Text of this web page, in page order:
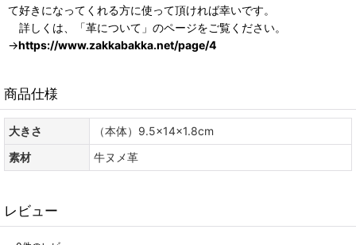
て好きになってくれる方に使って頂ければ幸いです。
詳しくは、「革について」のページをご覧ください。
→https://www.zakkabakka.net/page/4
商品仕様
大きさ
（本体）9.5×14×1.8cm
素材
牛ヌメ革
レビュー